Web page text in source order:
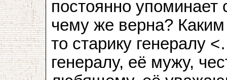
постоянно упоминает
чему же верна?
то старику генералу
генералу, её мужу,